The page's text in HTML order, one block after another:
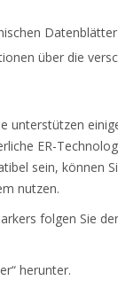
über die
unterstützen
ER-
sein, können
nutzen.
folgen Sie
herunter.